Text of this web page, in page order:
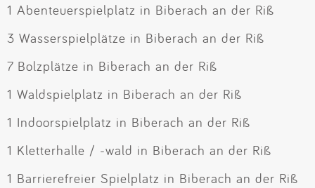
1 Abenteuerspielplatz in Biberach an der Riß
3 Wasserspielplätze in Biberach an der Riß
7 Bolzplätze in Biberach an der Riß
1 Waldspielplatz in Biberach an der Riß
1 Indoorspielplatz in Biberach an der Riß
1 Kletterhalle / -wald in Biberach an der Riß
1 Barrierefreier Spielplatz in Biberach an der Riß